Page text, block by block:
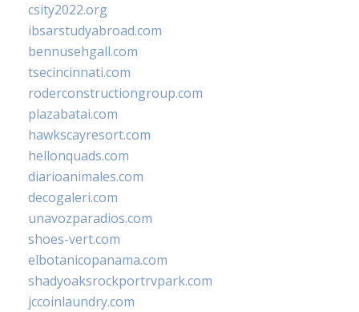
csity2022.org
ibsarstudyabroad.com
bennusehgall.com
tsecincinnati.com
roderconstructiongroup.com
plazabatai.com
hawkscayresort.com
hellonquads.com
diarioanimales.com
decogaleri.com
unavozparadios.com
shoes-vert.com
elbotanicopanama.com
shadyoaksrockportrvpark.com
jccoinlaundry.com